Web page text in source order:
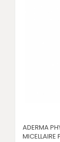
ADERMA
MICELLAIRE